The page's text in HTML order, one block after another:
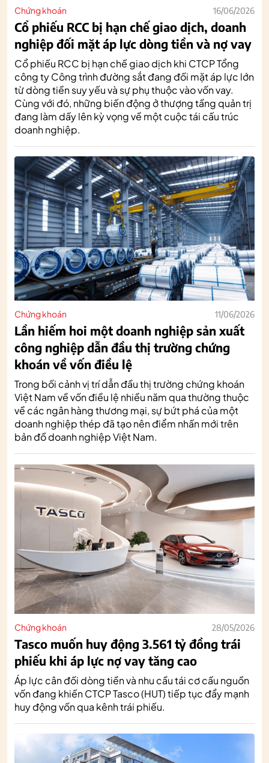
Chứng khoán 16/06/2026
Cổ phiếu RCC bị hạn chế giao dịch, doanh
nghiệp đối mặt áp lực dòng tiền và nợ vay
Cổ phiếu RCC bị hạn chế giao dịch khi CTCP Tổng
công ty Công trình đường sắt đang đối mặt áp lực lớn
từ dòng tiền suy yếu và sự phụ thuộc vào vốn vay.
Cùng với đó, những biến động ở thượng tầng quản trị
đang làm dấy lên kỳ vọng về một cuộc tái cấu trúc
doanh nghiệp.
Chứng khoán 11/06/2026
Lần hiếm hoi một doanh nghiệp sản xuất
công nghiệp dẫn đầu thị trường chứng
khoán về vốn điều lệ
Trong bối cảnh vị trí dẫn đầu thị trường chứng khoán
Việt Nam về vốn điều lệ nhiều năm qua thường thuộc
về các ngân hàng thương mại, sự bứt phá của một
doanh nghiệp thép đã tạo nên điểm nhấn mới trên
bản đồ doanh nghiệp Việt Nam.
Chứng khoán 28/05/2026
Tasco muốn huy động 3.561 tỷ đồng trái
phiếu khi áp lực nợ vay tăng cao
Áp lực cân đối dòng tiền và nhu cầu tái cơ cấu nguồn
vốn đang khiến CTCP Tasco (HUT) tiếp tục đẩy mạnh
huy động vốn qua kênh trái phiếu.